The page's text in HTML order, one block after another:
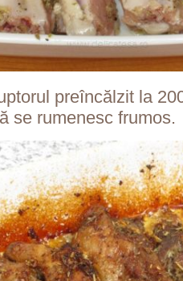
preîncălzit la
se rumenesc frumos.